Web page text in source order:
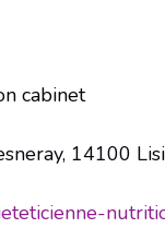
cabinet
14100